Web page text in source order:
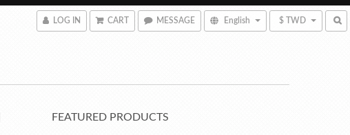
LOG IN CART MESSAGE English $ TWD
FEATURED PRODUCTS